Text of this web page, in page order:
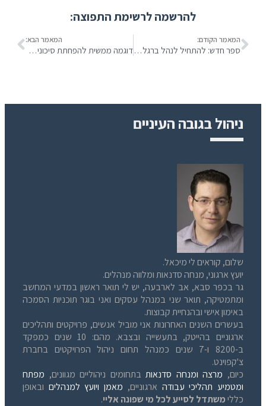
להרשמה לרשימת התפוצה:
המאמר הקודם:
ספר חדש: להתחיל לנהל ברגל ימין
המאמר הבא:
דוגמה ממשית להפחתת סיכונים על-ידי מעורבות הלקוח
ניהול בגובה העיניים
שלום, קוראים לי מיכאל.
יועץ ארגוני, מנחה סדנאות ומלווה מנהלים.
גר בכפר סבא, אב לארבעה, יש לי תואר ראשון במדעי המחשב
ומתמטיקה, תואר שני במנהל עסקים ואני בוגר תוכניות הסמכה
באימון אישי ובהנחיית קבוצות.
בעשרים השנים האחרונות אני מוביל אנשים, פרויקטים ותהליכים
ארגוניים בהייטק, בתעשייה ובצבא. מהם: 10 שנים כמפקד
ב-8200 ו-7 שנים כמנהל תחום ניהול הפרויקטים בחברת
צ'קפוינט.
כיום, מרצה ומנחה סדנאותבתחומים ניהוליים מגוונים, מפתח
ומטמיע תהליכי עבודה ארגוניים, מאמן ויועץ למנהלים ובאופן
כללימשתדל לסייע לכל מי שפונה אליי.